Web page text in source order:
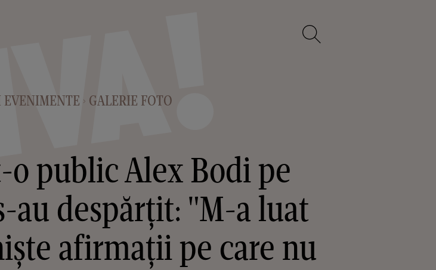
EVENIMENTE > GALERIE FOTO
o public Alex Bodi pe
au despărțit: "M-a luat
afirmații pe care nu